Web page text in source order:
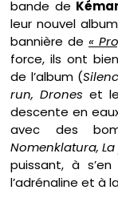
bande de Kémar
leur nouvel
bannière de «
force, ils ont
de l’album (
run, Drones et
descente en
avec des
Nomenklatura,
puissant, à
l’adrénaline et à